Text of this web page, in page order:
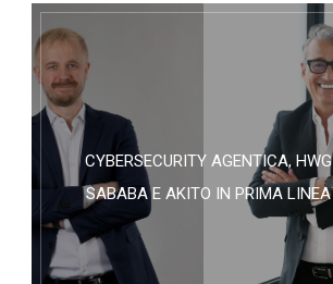
CYBERSECURITY AGENTICA, HWG
SABABA E AKITO IN PRIMA LINEA